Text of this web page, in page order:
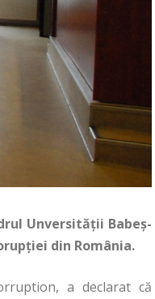
Unversității Babeș-
din România.
a declarat că